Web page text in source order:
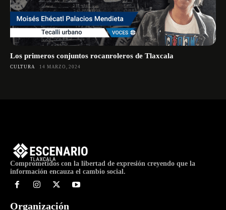
Los primeros conjuntos rocanroleros de Tlaxcala
CULTURA 14 MARZO, 2024
Comprometidos con la libertad de expresión creyendo que la
información encauza el cambio social.
Organización